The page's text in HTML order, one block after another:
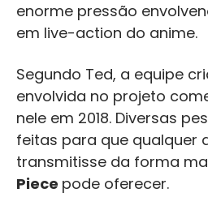
enorme pressão
em live-action do anime.
Segundo Ted, a equipe
envolvida no projeto
nele em 2018. Diversas
feitas para que qualquer
transmitisse da forma
Piece pode oferecer.